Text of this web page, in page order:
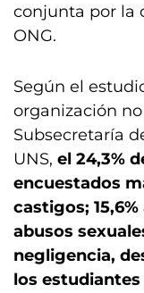
conjunta por la
ONG.
Según el
organización
Subsecretaría
UNS, el 24,3%
encuestados
castigos;
abusos
negligencia,
los